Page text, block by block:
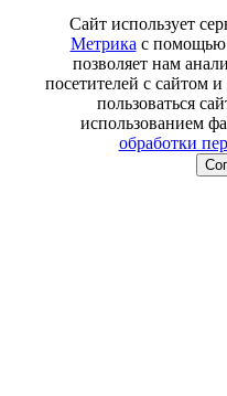
Сайт использует
Метрика с помощью
позволяет нам
посетителей с сайтом
пользоваться
использованием
обработки